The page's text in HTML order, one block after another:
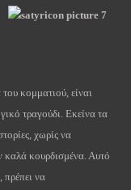
κομματιού, είναι
τραγούδι. Εκείνα τα
χωρίς να
καλά κουρδισμένα. Αυτό
πρέπει να